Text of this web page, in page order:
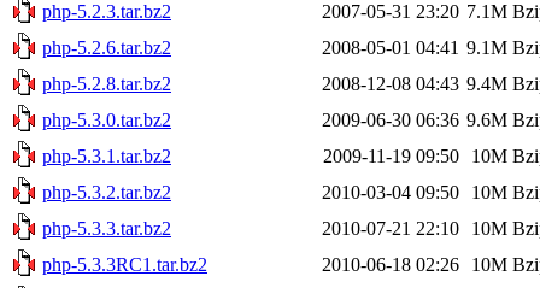
php-5.2.3.tar.bz2
2007-05-31 23:20 7.1M
php-5.2.6.tar.bz2
2008-05-01 04:41 9.1M
php-5.2.8.tar.bz2
2008-12-08 04:43 9.4M
php-5.3.0.tar.bz2
2009-06-30 06:36 9.6M
php-5.3.1.tar.bz2
2009-11-19 09:50 10M
php-5.3.2.tar.bz2
2010-03-04 09:50 10M
php-5.3.3.tar.bz2
2010-07-21 22:10 10M
php-5.3.3RC1.tar.bz2
2010-06-18 02:26 10M